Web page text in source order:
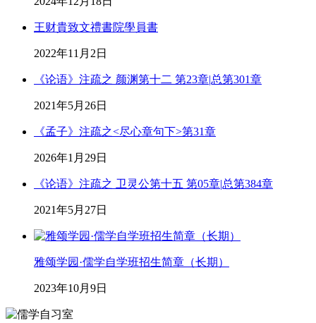
王财貴致文禮書院學員書
2022年11月2日
《论语》注疏之 颜渊第十二 第23章|总第301章
2021年5月26日
《孟子》注疏之<尽心章句下>第31章
2026年1月29日
《论语》注疏之 卫灵公第十五 第05章|总第384章
2021年5月27日
雅颂学园·儒学自学班招生简章（长期）
2023年10月9日